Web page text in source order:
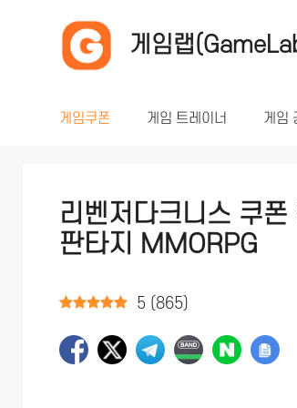
게임랩
게임쿠폰 게임 트레이너 게임
리벤저다크니스 쿠
판타지 MMORPG
5 (865)